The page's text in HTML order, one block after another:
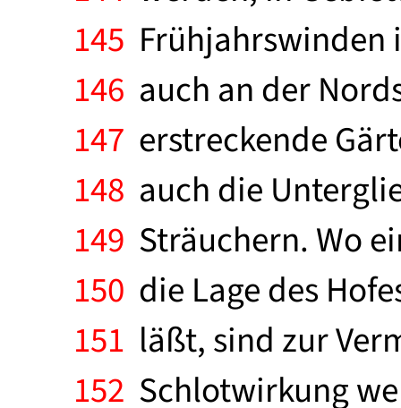
145 Frühjahrswinden
146 auch an der
147 erstreckende
148 auch die
149 Sträuchern. Wo
150 die Lage des
151 läßt, sind zur
152 Schlotwirkung